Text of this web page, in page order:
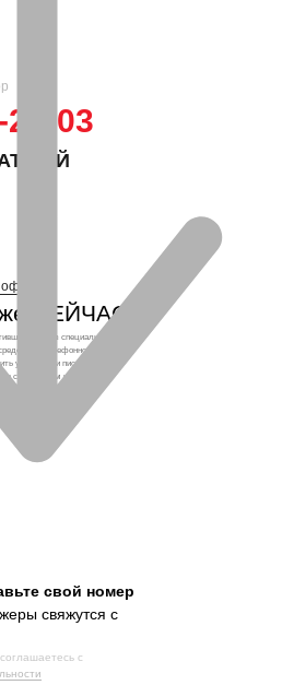
25-03
СЕЙЧАС!
через специальные
телефонного звонка,
устную или письменную
связи, в том числе: sms-
и т.п. и т.д.
свой номер
свяжутся с
с